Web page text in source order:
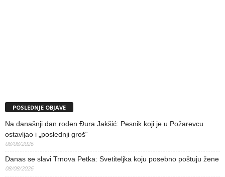
POSLEDNJE OBJAVE
Na današnji dan rođen Đura Jakšić: Pesnik koji je u Požarevcu
ostavljao i „poslednji groš“
08/08/2026
Danas se slavi Trnova Petka: Svetiteljka koju posebno poštuju žene
08/08/2026